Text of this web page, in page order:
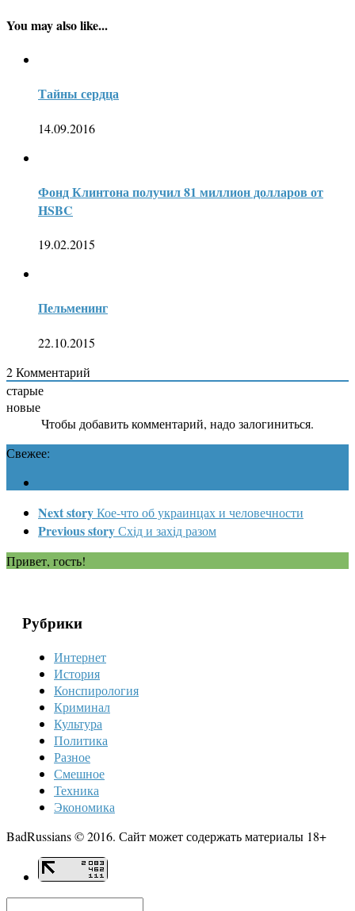
You may also like...
Тайны сердца
14.09.2016
Фонд Клинтона получил 81 миллион долларов от
HSBC
19.02.2015
Пельменинг
22.10.2015
2Комментарий
старые
новые
Чтобы добавить комментарий, надо залогиниться.
Свежее:
Next storyКое-что об украинцах и человечности
Previous storyСхiд и захiд разом
Привет, гость!
Рубрики
Интернет
История
Конспирология
Криминал
Культура
Политика
Разное
Смешное
Техника
Экономика
BadRussians © 2016. Сайт может содержать материалы 18+